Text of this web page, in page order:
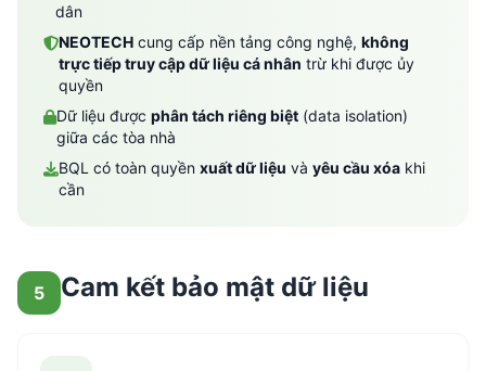
dân
NEOTECH cung cấp nền tảng công nghệ, không
trực tiếp truy cập dữ liệu cá nhân trừ khi được ủy
quyền
Dữ liệu được phân tách riêng biệt (data isolation)
giữa các tòa nhà
BQL có toàn quyền xuất dữ liệu và yêu cầu xóa khi
cần
5 Cam kết bảo mật dữ liệu